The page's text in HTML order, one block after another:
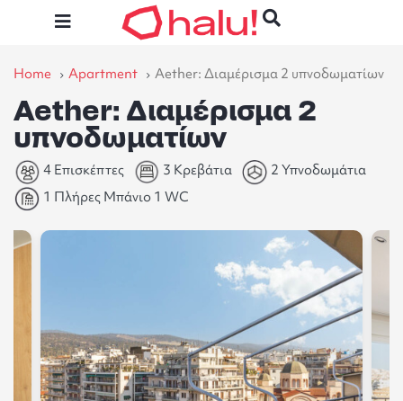
Home Apartment Aether: Διαμέρισμα 2 υπνοδωματίων
Aether: Διαμέρισμα 2
υπνοδωματίων
4 Επισκέπτες 3 Κρεβάτια
2 Υπνοδωμάτια
1 Πλήρες Μπάνιο 1 WC